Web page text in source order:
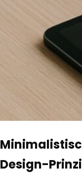
Design-